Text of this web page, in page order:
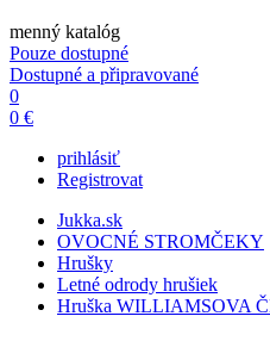
menný katalóg
Pouze dostupné
Dostupné a připravované
0
0 €
prihlásiť
Registrovat
Jukka.sk
OVOCNÉ STROMČEKY
Hrušky
Letné odrody hrušiek
Hruška WILLIAMSOVA